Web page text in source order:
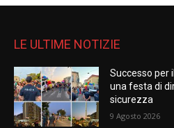
LE ULTIME NOTIZIE
Successo per
una festa di
sicurezza
9 Agosto 2026